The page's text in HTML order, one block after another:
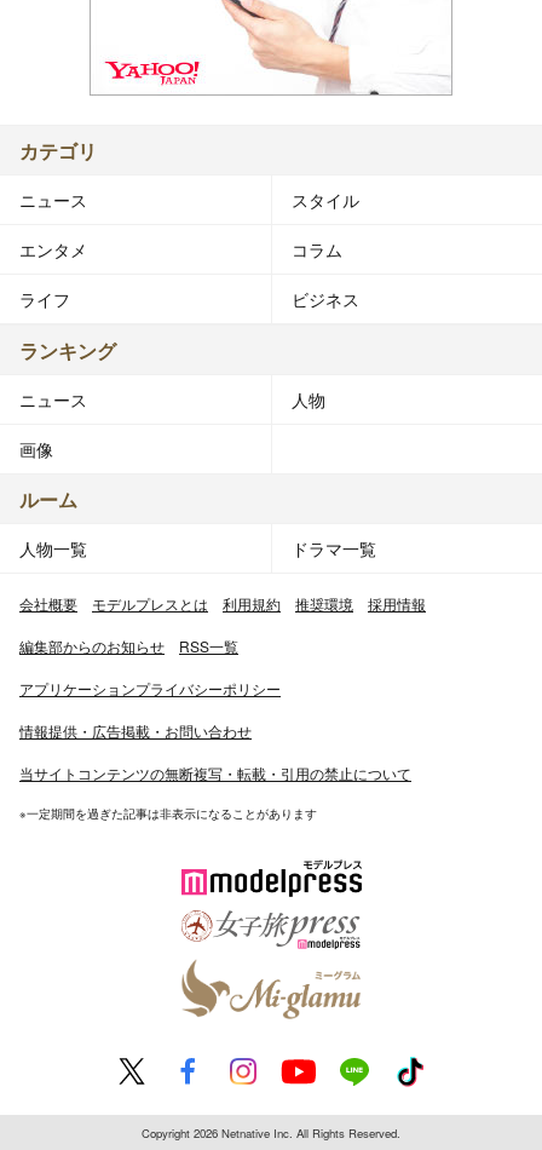
カテゴリ
ニュース スタイル
エンタメ コラム
ライフ ビジネス
ランキング
ニュース 人物
画像
ルーム
人物一覧 ドラマ一覧
会社概要 モデルプレスとは 利用規約 推奨環境 採用情報
編集部からのお知らせ RSS一覧
アプリケーションプライバシーポリシー
情報提供・広告掲載・お問い合わせ
当サイトコンテンツの無断複写・転載・引用の禁止について
※一定期間を過ぎた記事は非表示になることがあります
Copyright 2026 Netnative Inc. All Rights Reserved.